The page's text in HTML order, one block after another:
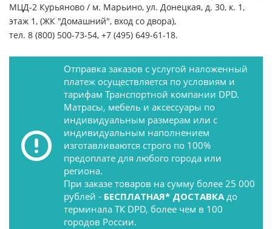
МЦД-2 Курьяново / м. Марьино, ул. Донецкая, д. 30, к. 1,
этаж 1, (ЖК "Домашний", вход со двора),
тел. 8 (800) 500-73-54, +7 (495) 649-61-18.
Отправка заказов с услугой наложенный
платеж осуществляется по условиям и
тарифам Транспортной компании DPD.
Матрасы, мебель и аксессуары по
индивидуальным размерам или с
индивидуальным наполнением
изготавливаются строго по 100%
предоплате для любого города или
региона.
При заказе товаров на сумму более 25 000
рублей - БЕСПЛАТНАЯ* ДОСТАВКАдо
терминала ТК DPD, более чем в 100
городов России.